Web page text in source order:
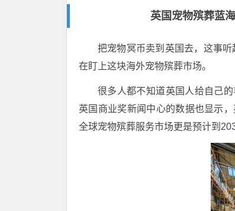
英国宠物殡葬蓝
把宠物冥币卖到英国去，这事
在盯上这块海外宠物殡葬市场。
很多人都不知道英国人给自己
英国商业奖新闻中心的数据也显示
全球宠物殡葬服务市场更是预计到